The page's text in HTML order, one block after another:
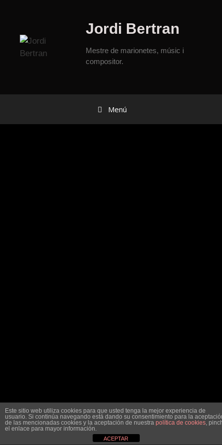
Jordi Bertran
Mestre de marionetes, músic i
compositor.
Menú
Este sitio web utiliza cookies para que usted tenga la mejor experiencia de
usuario. Si continúa navegando está dando su consentimiento para la
de las mencionadas cookies y la aceptación de nuestra política de cookies,
el enlace para mayor información.
ACEPTAR